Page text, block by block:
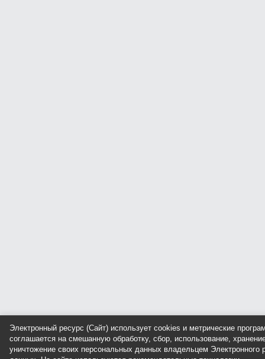
Электронный ресурс (Сайт) использует cookies и метрические
соглашается на смешанную обработку, сбор, использование,
уничтожение своих персональных данных владельцем Электронного